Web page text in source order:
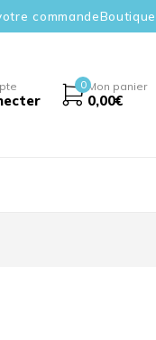
commandeBoutique
0 Mon panier
0,00€